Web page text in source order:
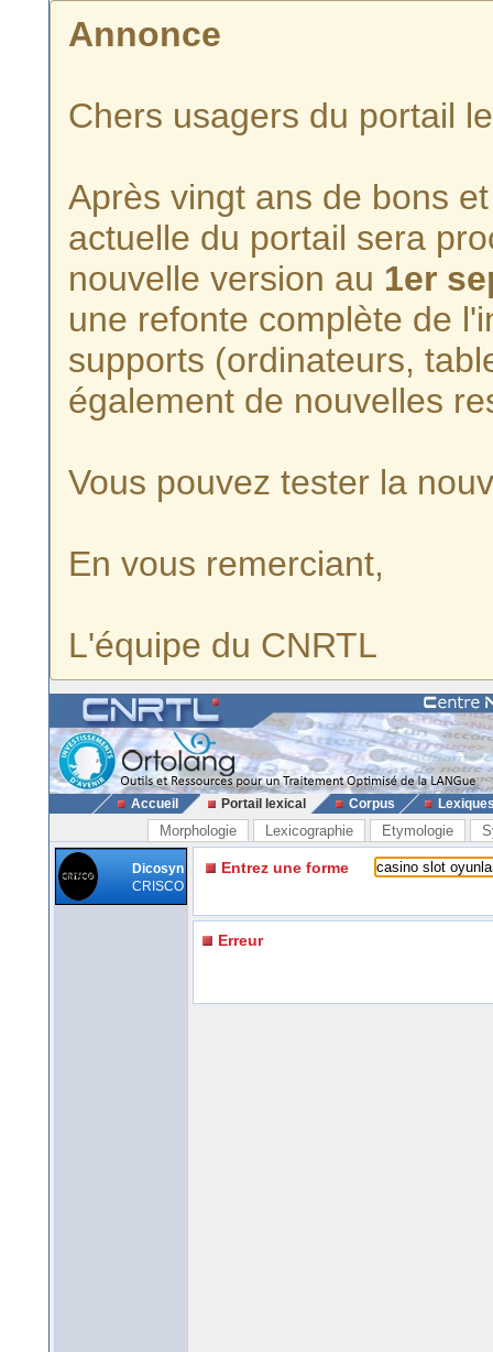
Annonce
Chers usagers du portail
Après vingt ans de bons
actuelle du portail sera
nouvelle version au 1er
une refonte complète de
supports (ordinateurs,
également de nouvelles
Vous pouvez tester la
En vous remerciant,
L'équipe du CNRTL
Accueil Portail lexical Corpus
Morphologie Lexicographie Etymologie
Dicosyn
CRISCO
Entrez une forme
Erreur